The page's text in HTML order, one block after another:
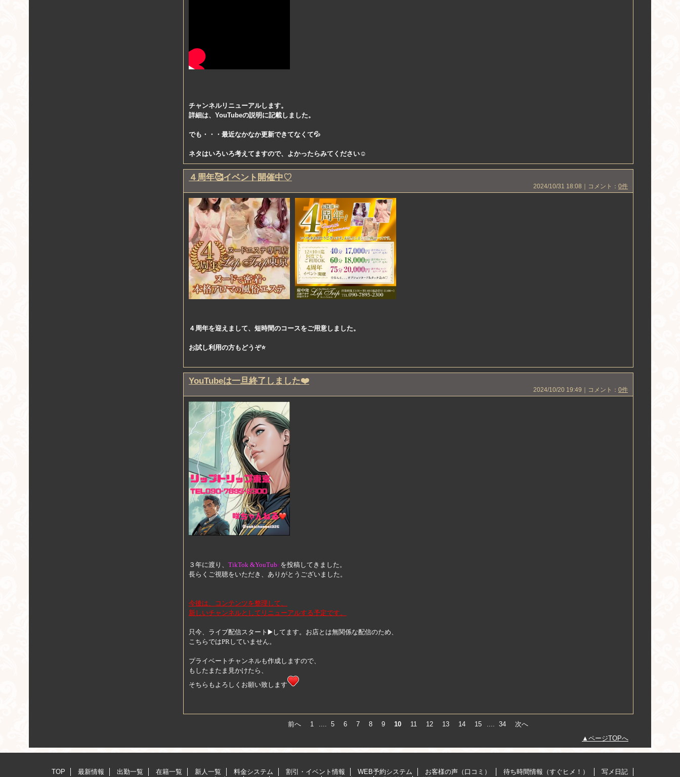
チャンネルリニューアルします。
詳細は、YouTubeの説明に記載しました。
でも・・・最近なかなか更新できてなくて💦
ネタはいろいろ考えてますので、よかったらみてください☺️
４周年🥰イベント開催中♡
2024/10/31 18:08｜コメント： 0件
４周年を迎えまして、短時間のコースをご用意しました。
お試し利用の方もどうぞ⭐️
YouTubeは一旦終了しました❤️
2024/10/20 19:49｜コメント： 0件
３年に渡り、 TikTok &YouTubeを投稿してきました。
長らくご視聴をいただき、ありがとうございました。
今後は、コンテンツを整理して、
新しいチャンネルとしてリニューアルする予定です。
只今、ライブ配信スタート▶️してます。お店とは無関係な配信のため、
こちらではPRしていません。
プライベートチャンネルも作成しますので、
もしたまたま見かけたら、
そちらもよろしくお願い致します
前へ 1 5 6 7 8 9 10 11 12 13 14 15 34
次へ
ページTOPへ
TOP 最新情報 出勤一覧 在籍一覧 新人一覧 料金システム 割引・イベント情報 WEB予約システム お客様の声（口コミ） 待ち時間情報（すぐヒメ！）
写メ日記